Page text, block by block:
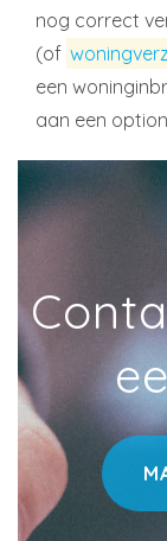
nog correct
(of
een
aan een